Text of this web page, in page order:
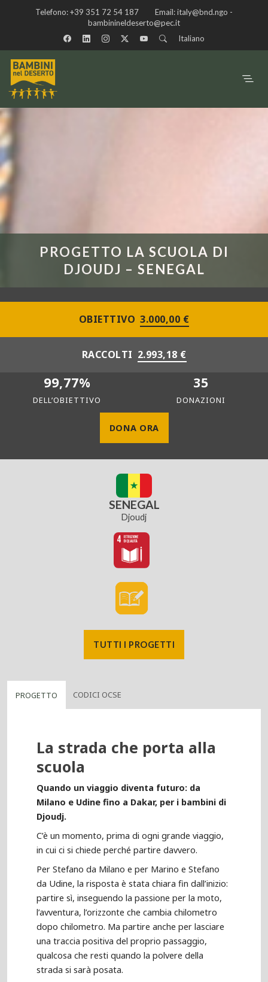
Telefono:+39 351 72 54 187 Email:italy@bnd.ngo -
bambinineldeserto@pec.it
Italiano
PROGETTO LA SCUOLA DI
DJOUDJ – SENEGAL
OBIETTIVO 3.000,00 €
RACCOLTI 2.993,18 €
99,77%
DELL’OBIETTIVO
35
DONAZIONI
DONA ORA
SENEGAL
Djoudj
TUTTI I PROGETTI
PROGETTO CODICI OCSE
La strada che porta alla
scuola
Quando un viaggio diventa futuro: da
Milano e Udine fino a Dakar, per i bambini di
Djoudj.
C’è un momento, prima di ogni grande viaggio,
in cui ci si chiede perché partire davvero.
Per Stefano da Milano e per Marino e Stefano
da Udine, la risposta è stata chiara fin dall’inizio:
partire sì, inseguendo la passione per la moto,
l’avventura, l’orizzonte che cambia chilometro
dopo chilometro. Ma partire anche per lasciare
una traccia positiva del proprio passaggio,
qualcosa che resti quando la polvere della
strada si sarà posata.